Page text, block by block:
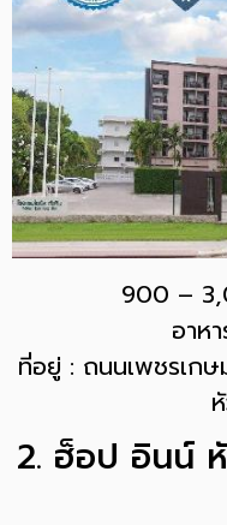
900 –
อาห
ที่อยู่ : ถนนเพชรเกษ
2. ฮ็อป อินน์